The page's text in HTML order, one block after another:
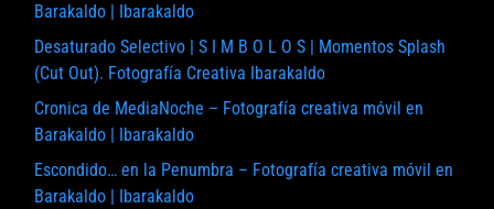
Barakaldo | Ibarakaldo
Desaturado Selectivo | S I M B O L O S | Momentos Splash
(Cut Out). Fotografía Creativa Ibarakaldo
Cronica de MediaNoche – Fotografía creativa móvil en
Barakaldo | Ibarakaldo
Escondido… en la Penumbra – Fotografía creativa móvil en
Barakaldo | Ibarakaldo